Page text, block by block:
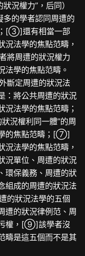
況權力”，后同）
多的學者認同周遭的
；[③]還有相當一部
況法學的焦點范疇，
將周遭的狀況權力
法學的焦點范疇。
斷定周遭的狀況法
：將公共周遭的狀況
況法學的焦點范疇；
況權利同一體”的周
的焦點范疇；[⑦]
況法學的焦點范疇，
況單位、周遭的狀況
環保義務、周遭的狀
組成的周遭的狀況法
的狀況法學的五個
遭的狀況律例范、周
權，[⑨]該學者沒
疇是這五個而不是其